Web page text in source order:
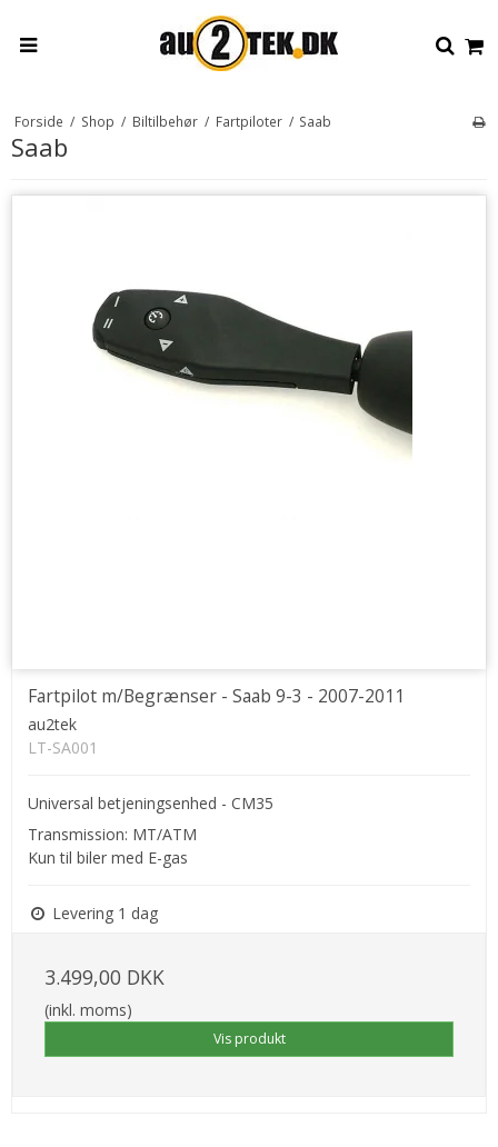
Forside / Shop / Biltilbehør / Fartpiloter / Saab
Saab
Fartpilot m/Begrænser - Saab 9-3 - 2007-2011
au2tek
LT-SA001
Universal betjeningsenhed - CM35
Transmission: MT/ATM
Kun til biler med E-gas
Levering 1 dag
3.499,00 DKK
(inkl. moms)
Vis produkt